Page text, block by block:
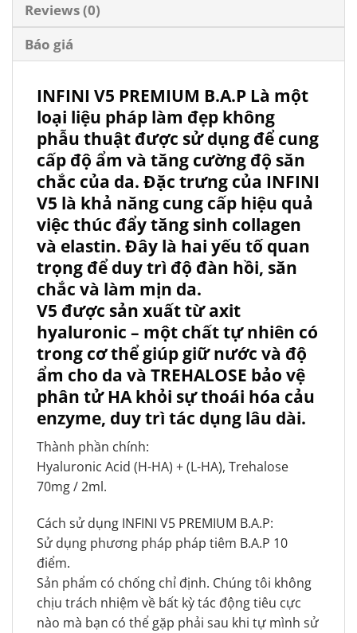
Reviews (0)
Báo giá
INFINI V5 PREMIUM B.A.P Là một
loại liệu pháp làm đẹp không
phẫu thuật được sử dụng để cung
cấp độ ẩm và tăng cường độ săn
chắc của da. Đặc trưng của INFINI
V5 là khả năng cung cấp hiệu quả
việc thúc đẩy tăng sinh collagen
và elastin. Đây là hai yếu tố quan
trọng để duy trì độ đàn hồi, săn
chắc và làm mịn da.
V5 được sản xuất từ axit
hyaluronic – một chất tự nhiên có
trong cơ thể giúp giữ nước và độ
ẩm cho da và TREHALOSE bảo vệ
phân tử HA khỏi sự thoái hóa cảu
enzyme, duy trì tác dụng lâu dài.
Thành phần chính:
Hyaluronic Acid (H-HA) + (L-HA), Trehalose
70mg / 2ml.
Cách sử dụng INFINI V5 PREMIUM B.A.P:
Sử dụng phương pháp pháp tiêm B.A.P 10
điểm.
Sản phẩm có chống chỉ định. Chúng tôi không
chịu trách nhiệm về bất kỳ tác động tiêu cực
nào mà bạn có thể gặp phải sau khi tự mình sử